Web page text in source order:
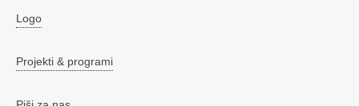
Logo
Projekti & programi